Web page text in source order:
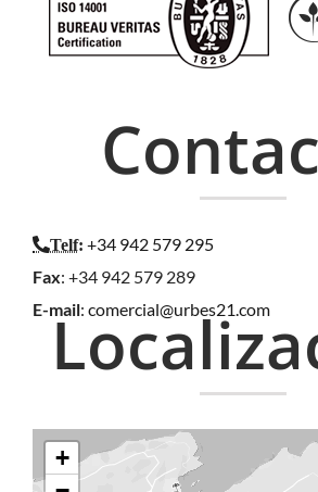
+
Telf: +34 942 579 295
Fax: +34 942 579 289
E-mail: comercial@urbes21.com